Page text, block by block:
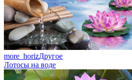
more_horizДругое
Лотосы на воде